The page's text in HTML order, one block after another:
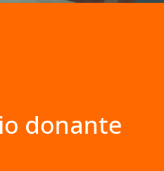
donante